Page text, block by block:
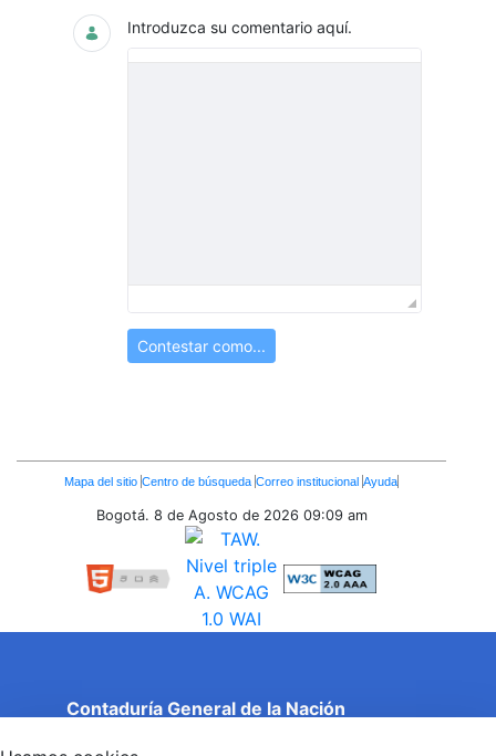
Introduzca su comentario aquí.
Contestar como...
Enlaces
Inferiores
Mapa del sitio Centro de búsqueda Correo institucional Ayuda
Bogotá. 8 de Agosto de 2026 09:09 am
Contaduría General de la Nación